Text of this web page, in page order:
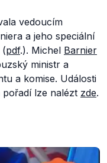
vedoucím
a jeho speciální
(pdf.). Michel Barnier
ministr a
a komise. Události
lze nalézt zde.